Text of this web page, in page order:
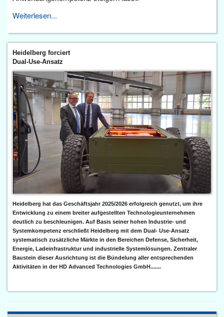
Weiterlesen...
Heidelberg forciert
Dual-Use-Ansatz
Heidelberg hat das Geschäftsjahr 2025/2026 erfolgreich genutzt, um ihre
Entwicklung zu einem breiter aufgestellten Technologieunternehmen
deutlich zu beschleunigen. Auf Basis seiner hohen Industrie- und
Systemkompetenz erschließt Heidelberg mit dem Dual- Use-Ansatz
systematisch zusätzliche Märkte in den Bereichen Defense, Sicherheit,
Energie, Ladeinfrastruktur und industrielle Systemlösungen. Zentraler
Baustein dieser Ausrichtung ist die Bündelung aller entsprechenden
Aktivitäten in der HD Advanced Technologies GmbH.......